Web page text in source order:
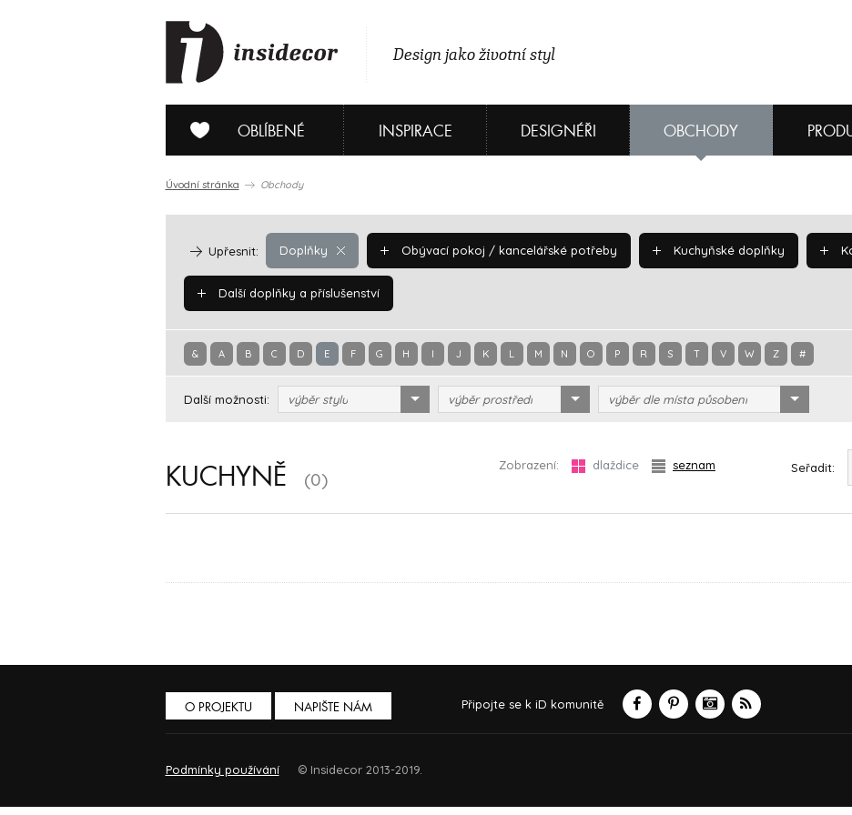
Design jako životní styl
OBLÍBENÉ INSPIRACE DESIGNÉŘI OBCHODY
Úvodní stránka Obchody
Doplňky
Upřesnit: Obývací pokoj / kancelářské potřeby Kuchyňské doplňky
Další doplňky a příslušenství
& A B C D E F G H I J K L M N O P R S T V W Z #
Další možnosti: výběr stylu výběr prostředí výběr dle místa působení
KUCHYNĚ (0)
Zobrazení: dlaždice seznam Seřadit:
O PROJEKTU NAPIŠTE NÁM Připojte se k iD komunitě
Podmínky používání © Insidecor 2013-2019.